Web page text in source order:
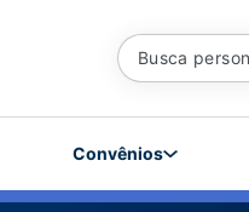
Convênios